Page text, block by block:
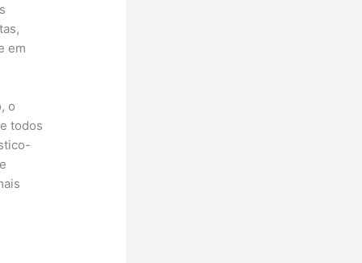
em
o
todos